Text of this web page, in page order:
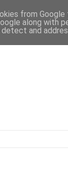
from
along with
and